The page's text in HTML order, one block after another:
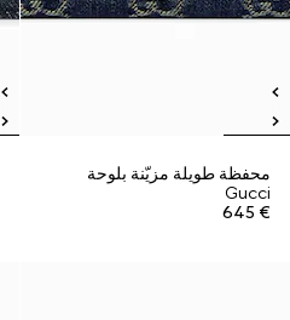
محفظة طويلة مزيّنة بلوحة
Gucci
€ 645